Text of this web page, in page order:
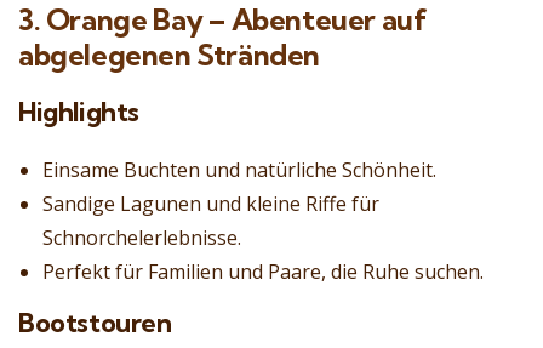
3. Orange Bay – Abenteuer auf
abgelegenen Stränden
Highlights
Einsame Buchten und natürliche Schönheit.
Sandige Lagunen und kleine Riffe für
Schnorchelerlebnisse.
Perfekt für Familien und Paare, die Ruhe suchen.
Bootstouren